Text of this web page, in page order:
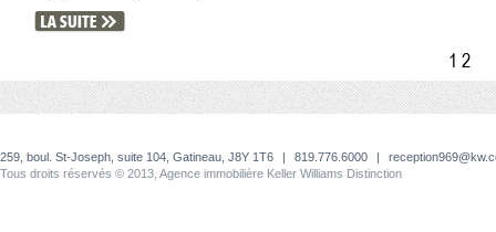
1 2
259, boul. St-Joseph, suite 104, Gatineau, J8Y 1T6 | 819.776.6000 |
Tous droits réservés © 2013, Agence immobilière Keller Williams Distinction